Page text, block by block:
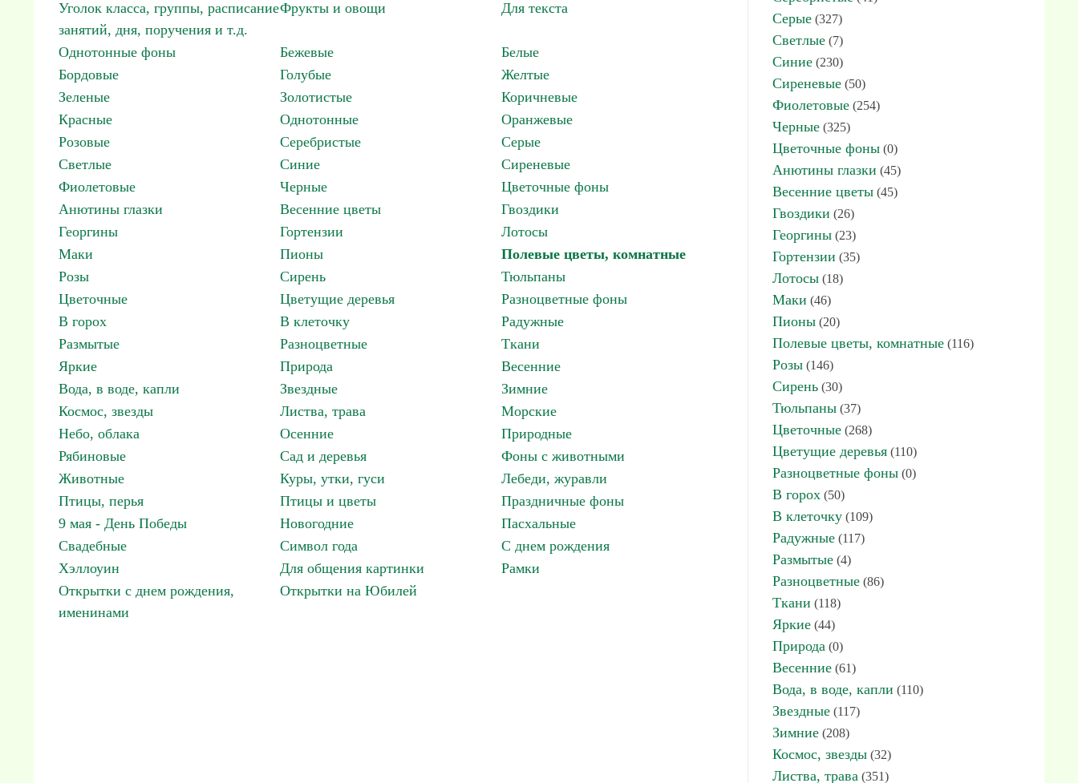
Уголок класса, группы, расписание
занятий, дня, поручения и т.д.
Фрукты и овощи Для текста
Однотонные фоны Бежевые
Белые
Бордовые
Голубые
Желтые
Зеленые
Золотистые
Коричневые
Красные
Однотонные
Оранжевые
Розовые
Серебристые
Серые
Светлые
Синие
Сиреневые
Фиолетовые
Черные
Цветочные фоны
Анютины глазки
Весенние цветы
Гвоздики
Георгины
Гортензии
Лотосы
Маки
Пионы
Полевые цветы, комнатные
Розы
Сирень
Тюльпаны
Цветочные
Цветущие деревья
Разноцветные фоны
В горох
В клеточку
Радужные
Размытые
Разноцветные
Ткани
Яркие
Природа
Весенние
Вода, в воде, капли
Звездные
Зимние
Космос, звезды
Листва, трава
Морские
Небо, облака
Осенние
Природные
Рябиновые
Сад и деревья
Фоны с животными
Животные
Куры, утки, гуси
Лебеди, журавли
Птицы, перья
Птицы и цветы
Праздничные фоны
9 мая - День Победы
Новогодние
Пасхальные
Свадебные
Символ года
С днем рождения
Хэллоуин
Для общения картинки
Рамки
Открытки с днем рождения,
именинами
Открытки на Юбилей
Серые (327)
Светлые (7)
Синие (230)
Сиреневые (50)
Фиолетовые (254)
Черные (325)
Цветочные фоны (0)
Анютины глазки (45)
Весенние цветы (45)
Гвоздики (26)
Георгины (23)
Гортензии (35)
Лотосы (18)
Маки (46)
Пионы (20)
Полевые цветы, комнатные (116)
Розы (146)
Сирень (30)
Тюльпаны (37)
Цветочные (268)
Цветущие деревья (110)
Разноцветные фоны (0)
В горох (50)
В клеточку (109)
Радужные (117)
Размытые (4)
Разноцветные (86)
Ткани (118)
Яркие (44)
Природа (0)
Весенние (61)
Вода, в воде, капли (110)
Звездные (117)
Зимние (208)
Космос, звезды (32)
Листва, трава (351)